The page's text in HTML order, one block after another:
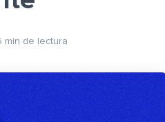
min de lectura